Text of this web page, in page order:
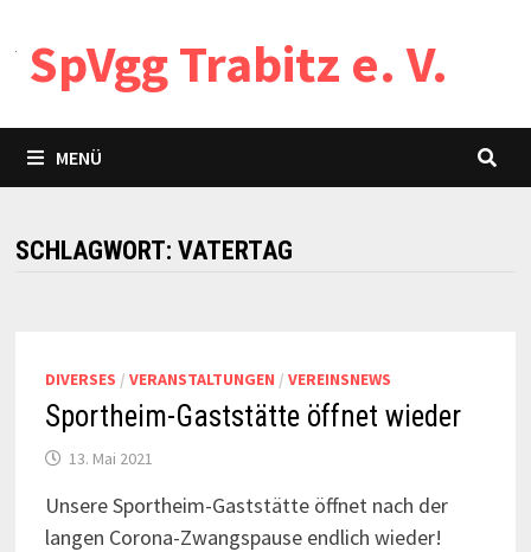
Inhalt
springen
SpVgg Trabitz e. V.
MENÜ
SCHLAGWORT: VATERTAG
DIVERSES / VERANSTALTUNGEN / VEREINSNEWS
Sportheim-Gaststätte öffnet wieder
13. Mai 2021
Unsere Sportheim-Gaststätte öffnet nach der
langen Corona-Zwangspause endlich wieder!